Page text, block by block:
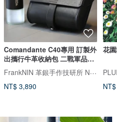
Comandante C40專用 訂製外
出攜行牛革收納包 二戰軍品風
格 黑色
FrankNIN 革銀手作技研所 NEROSILVER 墨銀藝工
NT$ 3,890
花